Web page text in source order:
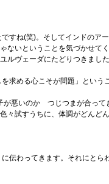
ね(笑)。そしてインドのア
いということを気づかせ
ルヴェーダにたどりつきました
める心こそが問題」という
悪いのか つじつまが合っ
試すうちに、体調がどんど
伝わってきます。それにと